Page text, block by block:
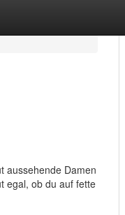
aussehende Damen
egal, ob du auf fette